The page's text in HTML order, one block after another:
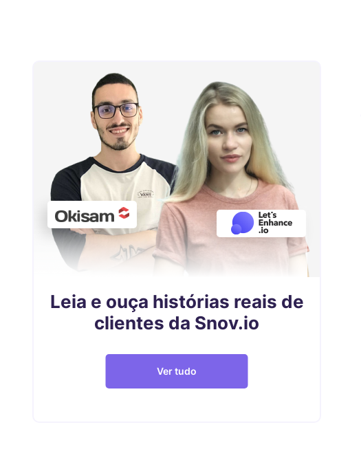
Leia e ouça histórias reais de
clientes da Snov.io
Ver tudo